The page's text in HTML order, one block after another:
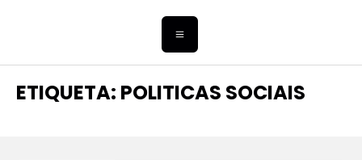
ETIQUETA: POLITICAS SOCIAIS